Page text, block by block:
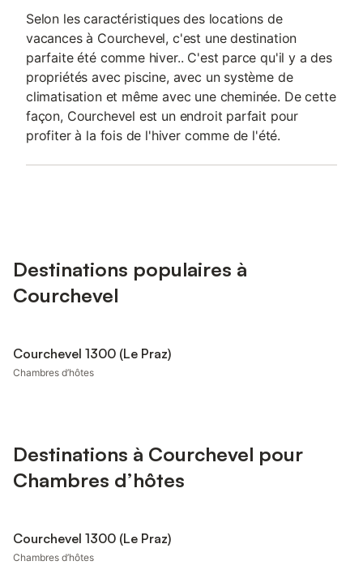
Selon les caractéristiques des locations de
vacances à Courchevel, c'est une destination
parfaite été comme hiver.. C'est parce qu'il y a des
propriétés avec piscine, avec un système de
climatisation et même avec une cheminée. De cette
façon, Courchevel est un endroit parfait pour
profiter à la fois de l'hiver comme de l'été.
Destinations populaires à
Courchevel
Courchevel 1300 (Le Praz)
Chambres d’hôtes
Destinations à Courchevel pour
Chambres d’hôtes
Courchevel 1300 (Le Praz)
Chambres d’hôtes